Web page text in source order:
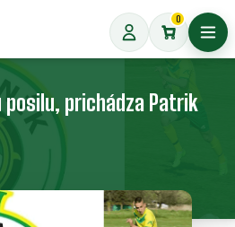
0
posilu, prichádza Patrik